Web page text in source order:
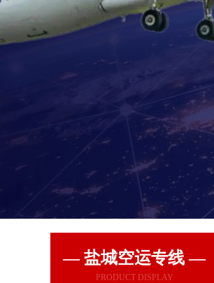
— 盐城空运专线 —
PRODUCT DISPLAY